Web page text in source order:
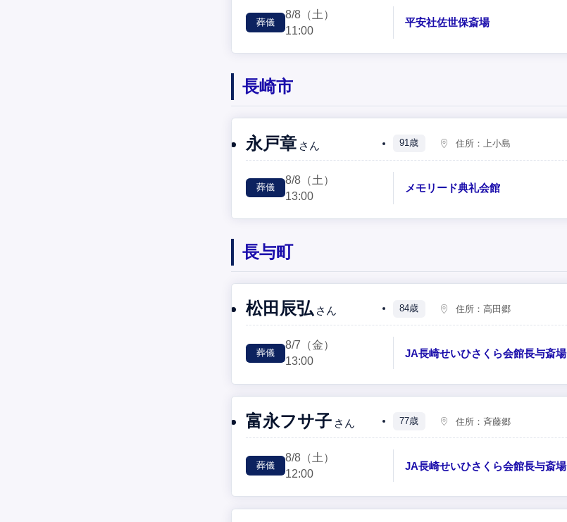
葬儀
8/8 （土）
11:00
平安社佐世保斎場
長崎市
永戸章 さん 91歳 住所：上小島
葬儀
8/8 （土）
13:00
メモリード典礼会館
長与町
松田辰弘 さん 84歳 住所：高田郷
葬儀
8/7 （金）
13:00
JA長崎せいひさくら会館長与斎場
富永フサ子 さん 77歳 住所：斉藤郷
葬儀
8/8 （土）
12:00
JA長崎せいひさくら会館長与斎場